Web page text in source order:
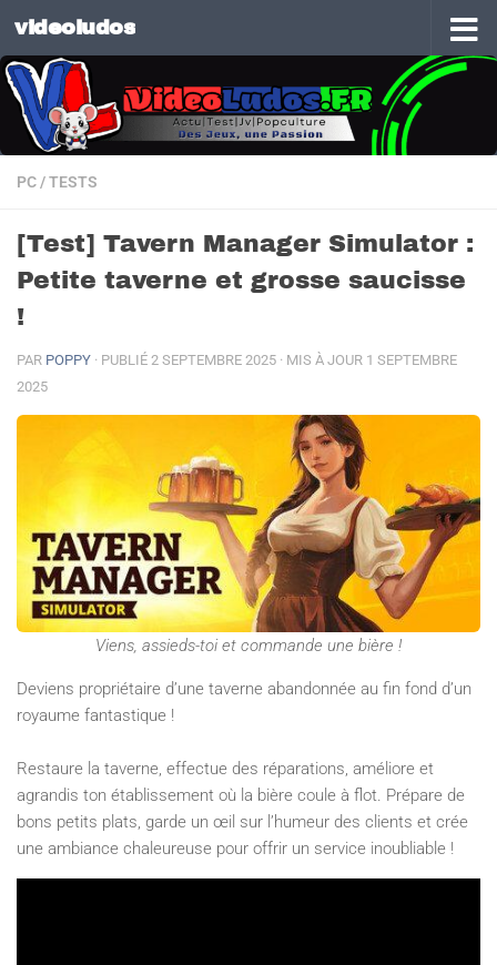
Skip to content
videoludos
PC/TESTS
[Test] Tavern Manager Simulator :
Petite taverne et grosse saucisse
!
PAR POPPY · PUBLIÉ 2 SEPTEMBRE 2025 · MIS À JOUR 1 SEPTEMBRE
2025
Viens, assieds-toi et commande une bière !
Deviens propriétaire d’une taverne abandonnée au fin fond d’un
royaume fantastique !
Restaure la taverne, effectue des réparations, améliore et
agrandis ton établissement où la bière coule à flot. Prépare de
bons petits plats, garde un œil sur l’humeur des clients et crée
une ambiance chaleureuse pour offrir un service inoubliable !